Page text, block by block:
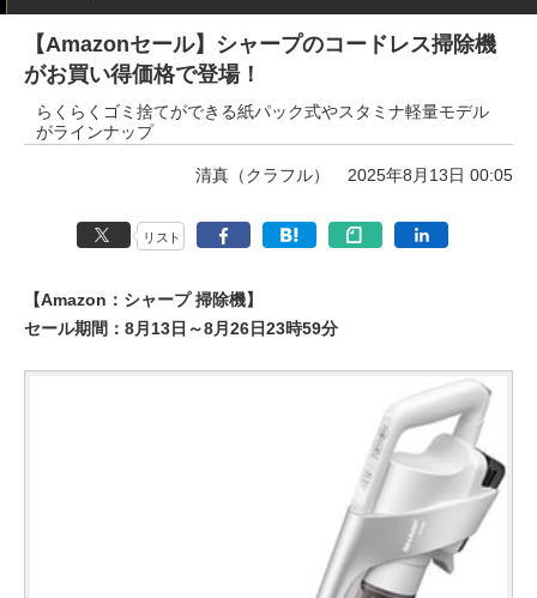
【Amazonセール】シャープのコードレス掃除機
がお買い得価格で登場！
らくらくゴミ捨てができる紙パック式やスタミナ軽量モデル
がラインナップ
清真（クラフル） 2025年8月13日 00:05
リスト
【Amazon：シャープ 掃除機】
セール期間：8月13日～8月26日23時59分